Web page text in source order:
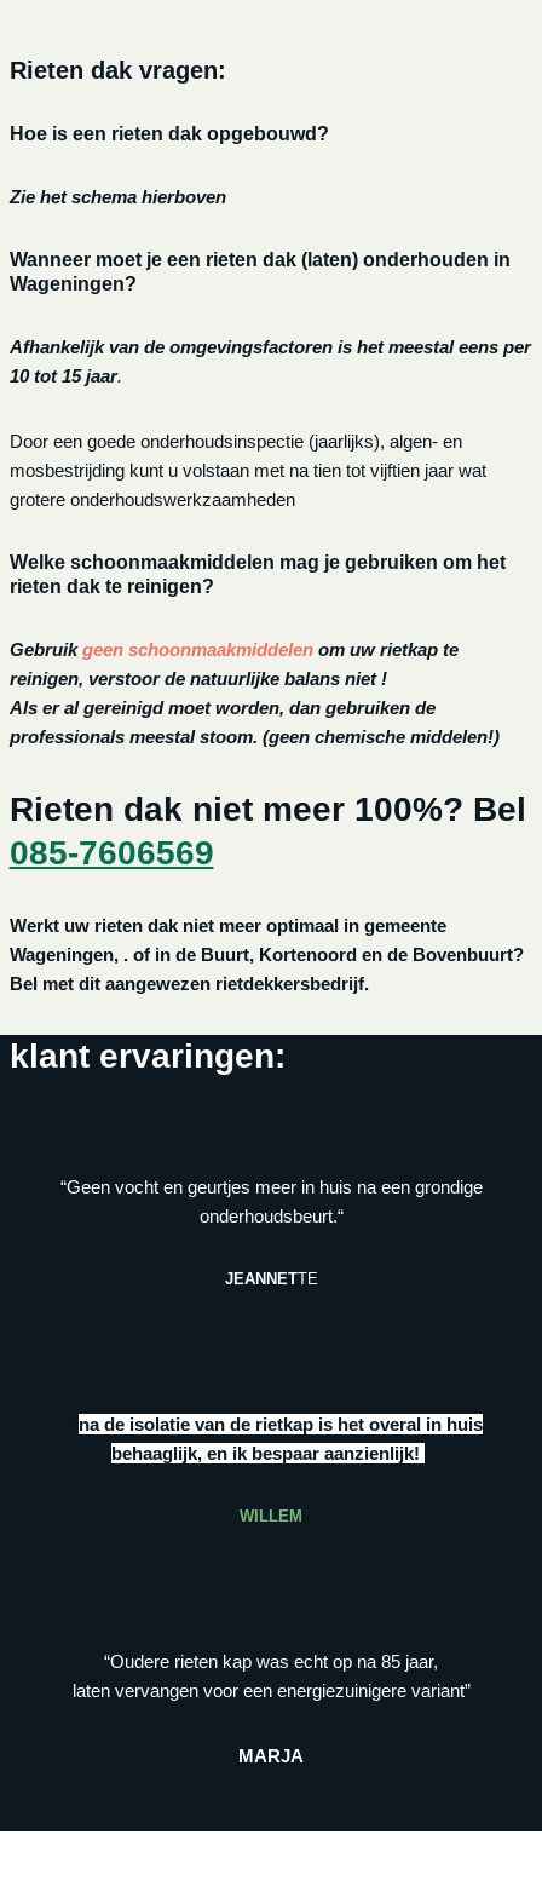
Rieten dak vragen:
Hoe is een rieten dak opgebouwd?
Zie het schema hierboven
Wanneer moet je een rieten dak (laten) onderhouden in
Wageningen?
Afhankelijk van de omgevingsfactoren is het meestal eens per
10 tot 15 jaar.
Door een goede onderhoudsinspectie (jaarlijks), algen- en
mosbestrijding kunt u volstaan met na tien tot vijftien jaar wat
grotere onderhoudswerkzaamheden
Welke schoonmaakmiddelen mag je gebruiken om het
rieten dak te reinigen?
Gebruikgeen schoonmaakmiddelen om uw rietkap te
reinigen, verstoor de natuurlijke balans niet !
Als er al gereinigd moet worden, dan gebruiken de
professionals meestal stoom. (geen chemische middelen!)
Rieten dak niet meer 100%? Bel
085-7606569
Werkt uw rieten dak niet meer optimaal in gemeente
Wageningen, . of in de Buurt, Kortenoord en de Bovenbuurt?
Bel met dit aangewezen rietdekkersbedrijf.
klant ervaringen:
“Geen vocht en geurtjes meer in huis na een grondige
onderhoudsbeurt.“
JEANNETTE
na de isolatie van de rietkap is het overal in huis
behaaglijk, en ik bespaar aanzienlijk!
WILLEM
“Oudere rieten kap was echt op na 85 jaar,
laten vervangen voor een energiezuinigere variant”
MARJA